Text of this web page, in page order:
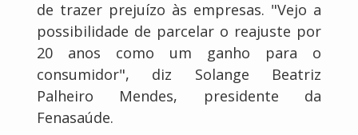
de trazer prejuízo às empresas. "Vejo a
possibilidade de parcelar o reajuste por
20 anos como um ganho para o
consumidor", diz Solange Beatriz
Palheiro Mendes, presidente da
Fenasaúde.